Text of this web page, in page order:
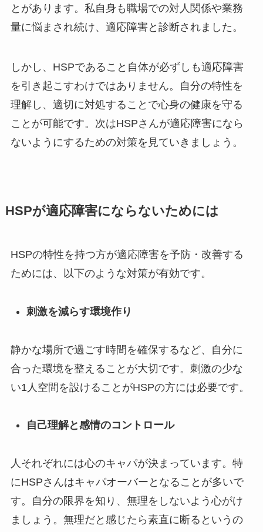
とがあります。私自身も職場での対人関係や業務
量に悩まされ続け、適応障害と診断されました。
しかし、HSPであること自体が必ずしも適応障害
を引き起こすわけではありません。自分の特性を
理解し、適切に対処することで心身の健康を守る
ことが可能です。次はHSPさんが適応障害になら
ないようにするための対策を見ていきましょう。
HSPが適応障害にならないためには
HSPの特性を持つ方が適応障害を予防・改善する
ためには、以下のような対策が有効です。
刺激を減らす環境作り
静かな場所で過ごす時間を確保するなど、自分に
合った環境を整えることが大切です。刺激の少な
い1人空間を設けることがHSPの方には必要です。
自己理解と感情のコントロール
人それぞれには心のキャパが決まっています。特
にHSPさんはキャパオーバーとなることが多いで
す。自分の限界を知り、無理をしないよう心がけ
ましょう。無理だと感じたら素直に断るというの